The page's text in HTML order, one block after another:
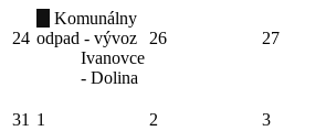
24
Komunálny
odpad - vývoz
Ivanovce
- Dolina
26 27
31 1 2 3